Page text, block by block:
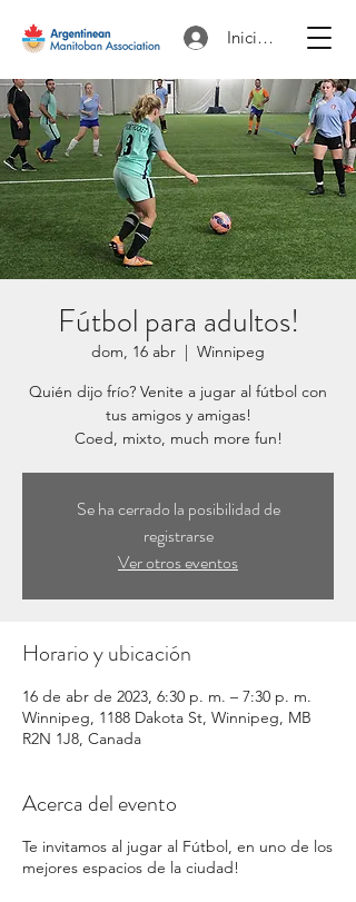
Iniciar sesión
Fútbol para adultos!
dom, 16 abr
  |
Winnipeg
Quién dijo frío? Venite a jugar al fútbol con
tus amigos y amigas!
Coed, mixto, much more fun!
Se ha cerrado la posibilidad de
registrarse
Ver otros eventos
Horario y ubicación
16 de abr de 2023, 6:30 p. m. – 7:30 p. m.
Winnipeg, 1188 Dakota St, Winnipeg, MB
R2N 1J8, Canada
Acerca del evento
Te invitamos al jugar al Fútbol, en uno de los
mejores espacios de la ciudad!